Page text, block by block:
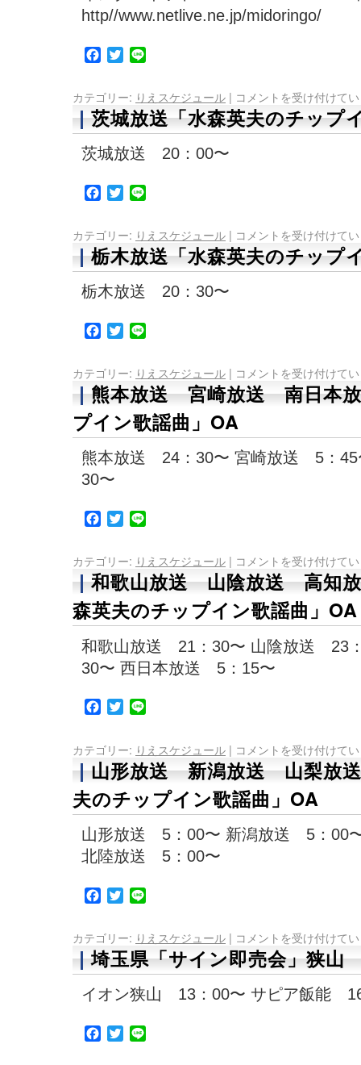
http//www.netlive.ne.jp/midoringo/
Facebook
Twitter
カテゴリー: りえスケジュール | コメントを受け付けて
茨城放送「水森英夫のチップ
茨城放送 20：00〜
Facebook
Twitter
カテゴリー: りえスケジュール | コメントを受け付けて
栃木放送「水森英夫のチップ
栃木放送 20：30〜
Facebook
Twitter
カテゴリー: りえスケジュール | コメントを受け付けて
熊本放送 宮崎放送 南日本放
プイン歌謡曲」OA
熊本放送 24：30〜 宮崎放送 5：
30〜
Facebook
Twitter
カテゴリー: りえスケジュール | コメントを受け付けて
和歌山放送 山陰放送 高知
森英夫のチップイン歌謡曲」OA
和歌山放送 21：30〜 山陰放送 23
30〜 西日本放送 5：15〜
Facebook
Twitter
カテゴリー: りえスケジュール | コメントを受け付けて
山形放送 新潟放送 山梨放
夫のチップイン歌謡曲」OA
山形放送 5：00〜 新潟放送 5：00
北陸放送 5：00〜
Facebook
Twitter
カテゴリー: りえスケジュール | コメントを受け付けて
埼玉県「サイン即売会」狭
イオン狭山 13：00〜 サピア飯能
Facebook
Twitter